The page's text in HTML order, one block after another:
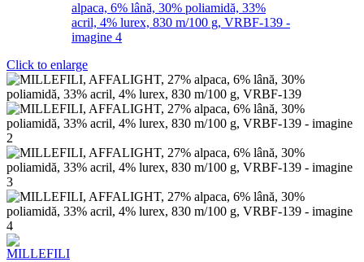
Click to enlarge